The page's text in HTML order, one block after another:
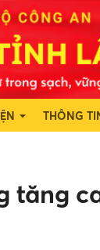
THÔNG
tăng